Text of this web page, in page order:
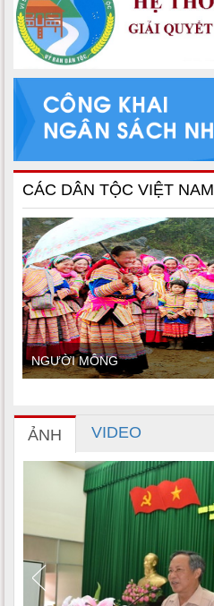
CÁC DÂN TỘC VIỆT NAM
NGƯỜI MÔNG
ẢNH VIDEO